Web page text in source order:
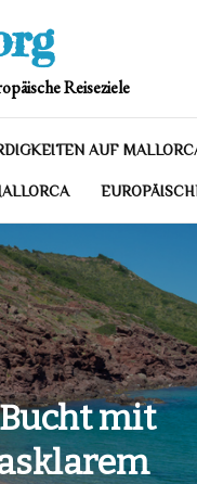
Reiseziele
AUF
mit